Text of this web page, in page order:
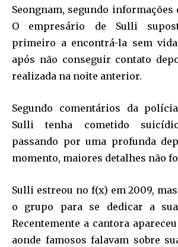
Seongnam, segundo
O empresário de Sulli
primeiro a encontrá-la sem
após não conseguir contato
realizada na noite anterior.
Segundo comentários da
Sulli tenha cometido
passando por uma profunda
momento, maiores detalhes não
Sulli estreou no f(x) em 2009,
o grupo para se dedicar a
Recentemente a cantora
aonde famosos falavam sobre